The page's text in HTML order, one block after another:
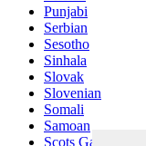
Punjabi
Serbian
Sesotho
Sinhala
Slovak
Slovenian
Somali
Samoan
Scots Gaelic